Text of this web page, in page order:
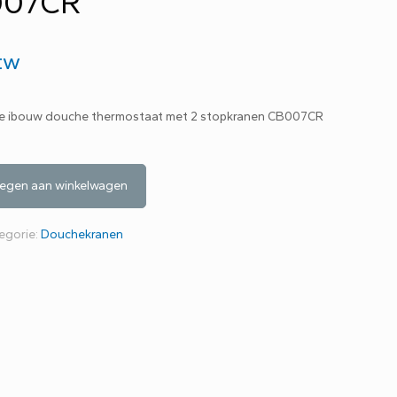
ibouw douche thermostaat met 2 stopkranen CB007CR
aan winkelwagen
Douchekranen